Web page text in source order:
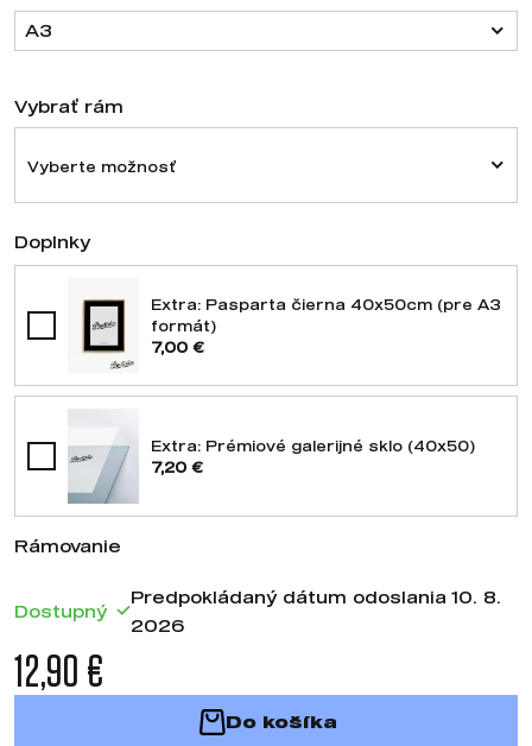
A3
Vybrať rám
Vyberte možnosť
Rámovanie
Doplnky
Extra: Pasparta čierna 40x50cm (pre A3
formát)
7,00 €
Extra: Prémiové galerijné sklo (40x50)
7,20 €
Dostupný
Predpokládaný dátum odoslania 10. 8.
2026
12,90 €
Do košíka